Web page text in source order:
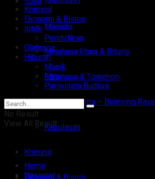
Manado
Minahasa Utara & Bitung
Minahasa & Tomohon
Minsel – Mitra – Bolmong Raya
Kepulauan
Kriminal
Kriminal
Ekonomi & Bisnis
Iptek
Pendidikan
Olahraga
Hiburan
Musik
Film
Pariwisata Budaya
No Result
View All Result
Home
Nasional